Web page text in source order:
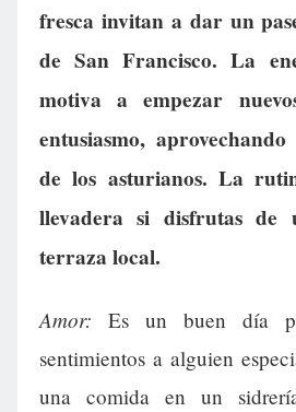
fresca invitan a dar un
de San Francisco. La
motiva a empezar
entusiasmo,
de los asturianos. La
llevadera si disfrutas de
terraza local.
Amor: Es un buen día
sentimientos a alguien
una comida en un